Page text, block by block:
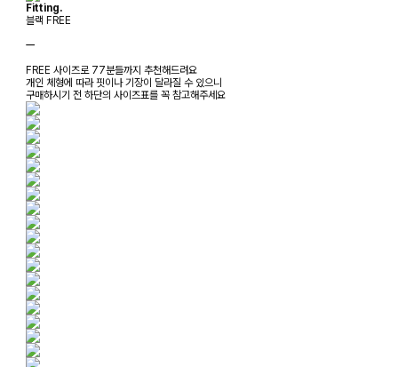
Fitting.
블랙 FREE
ㅡ
FREE 사이즈로 77분들까지 추천해드려요
개인 체형에 따라 핏이나 기장이 달라질 수 있으니
구매하시기 전 하단의 사이즈표를 꼭 참고해주세요